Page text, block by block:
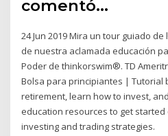
comentó…
24 Jun 2019 Mira un tour guiado
de nuestra aclamada educación
Poder de thinkorswim®. TD
Bolsa para principiantes | Tutorial
retirement, learn how to invest,
education resources to get
investing and trading strategies.